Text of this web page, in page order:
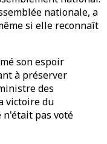
nationale, a
si elle reconnaît
son espoir
à préserver
des
victoire du
n'était pas voté